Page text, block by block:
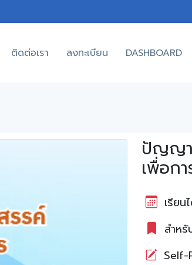
ติดต่อเรา ลงทะเบียน DASHBOARD
ปัญญา
เพื่อก
เรีย
สำห
Self-